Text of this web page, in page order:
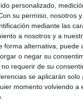
personalizado,
su permiso, nosotros
mediante las
a nosotros y a
forma alternativa,
o negar su
requerir de su
se aplicarán
momento volviendo